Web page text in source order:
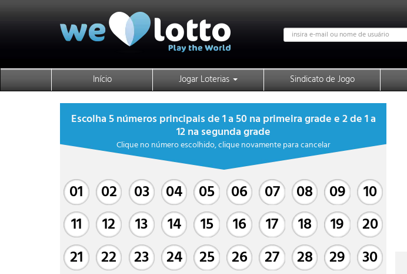
Email
address
Início Jogar Loterias Sindicato de Jogo
Escolha 5 números principais de 1 a 50 na primeira grade e 2 de 1 a
12 na segunda grade
Clique no número escolhido, clique novamente para cancelar
01 02 03 04 05 06 07 08 09
10
11
12 13 14 15 16 17 18 19
20
21
22 23 24 25 26 27 28 29
30